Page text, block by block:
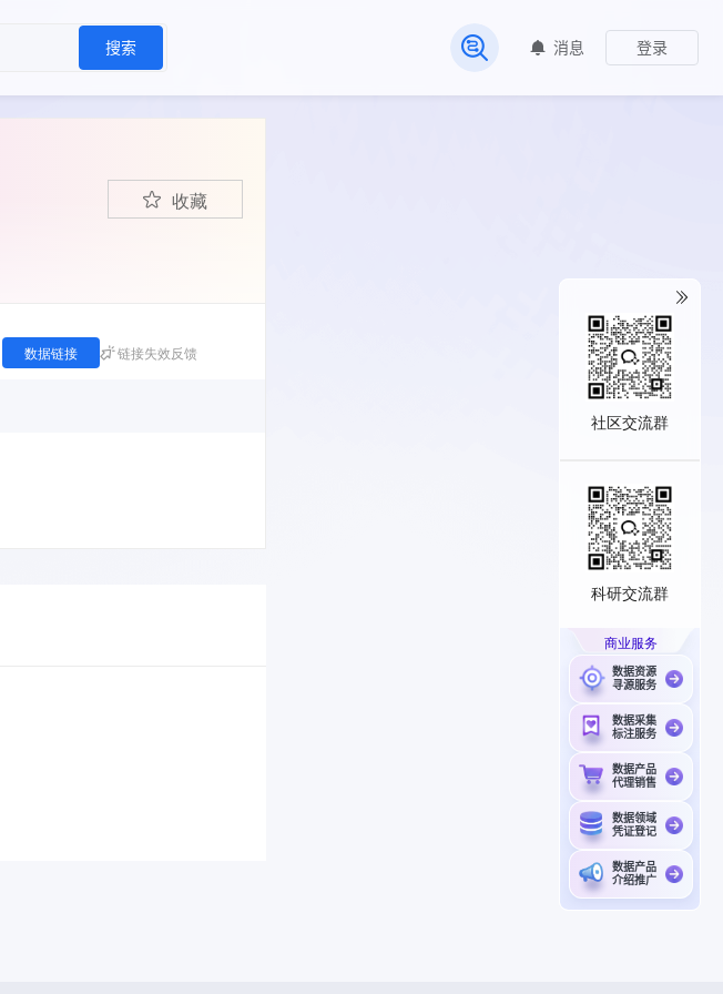
搜索
常见问题
消息 登录
收藏
数据链接 链接失效反馈
社区交流群
科研交流群
商业服务
数据资源
寻源服务
数据采集
标注服务
数据产品
代理销售
数据领域
凭证登记
数据产品
介绍推广